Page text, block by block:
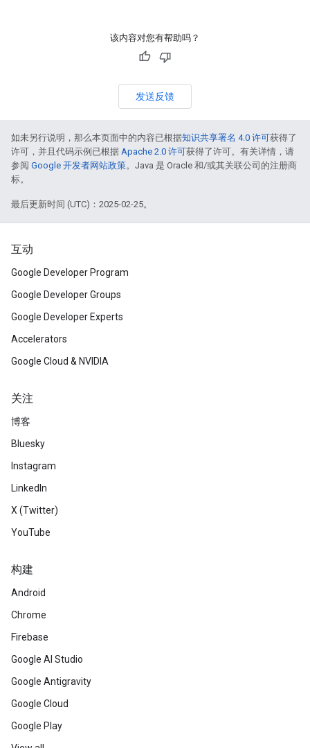
该内容对您有帮助吗？
发送反馈
如未另行说明，那么本页面中的内容已根据知识共享署名 4.0 许可获得了
许可，并且代码示例已根据 Apache 2.0 许可获得了许可。有关详情，请
参阅 Google 开发者网站政策。Java 是 Oracle 和/或其关联公司的注册商
标。
最后更新时间 (UTC)：2025-02-25。
互动
Google Developer Program
Google Developer Groups
Google Developer Experts
Accelerators
Google Cloud & NVIDIA
关注
博客
Bluesky
Instagram
LinkedIn
X (Twitter)
YouTube
构建
Android
Chrome
Firebase
Google AI Studio
Google Antigravity
Google Cloud
Google Play